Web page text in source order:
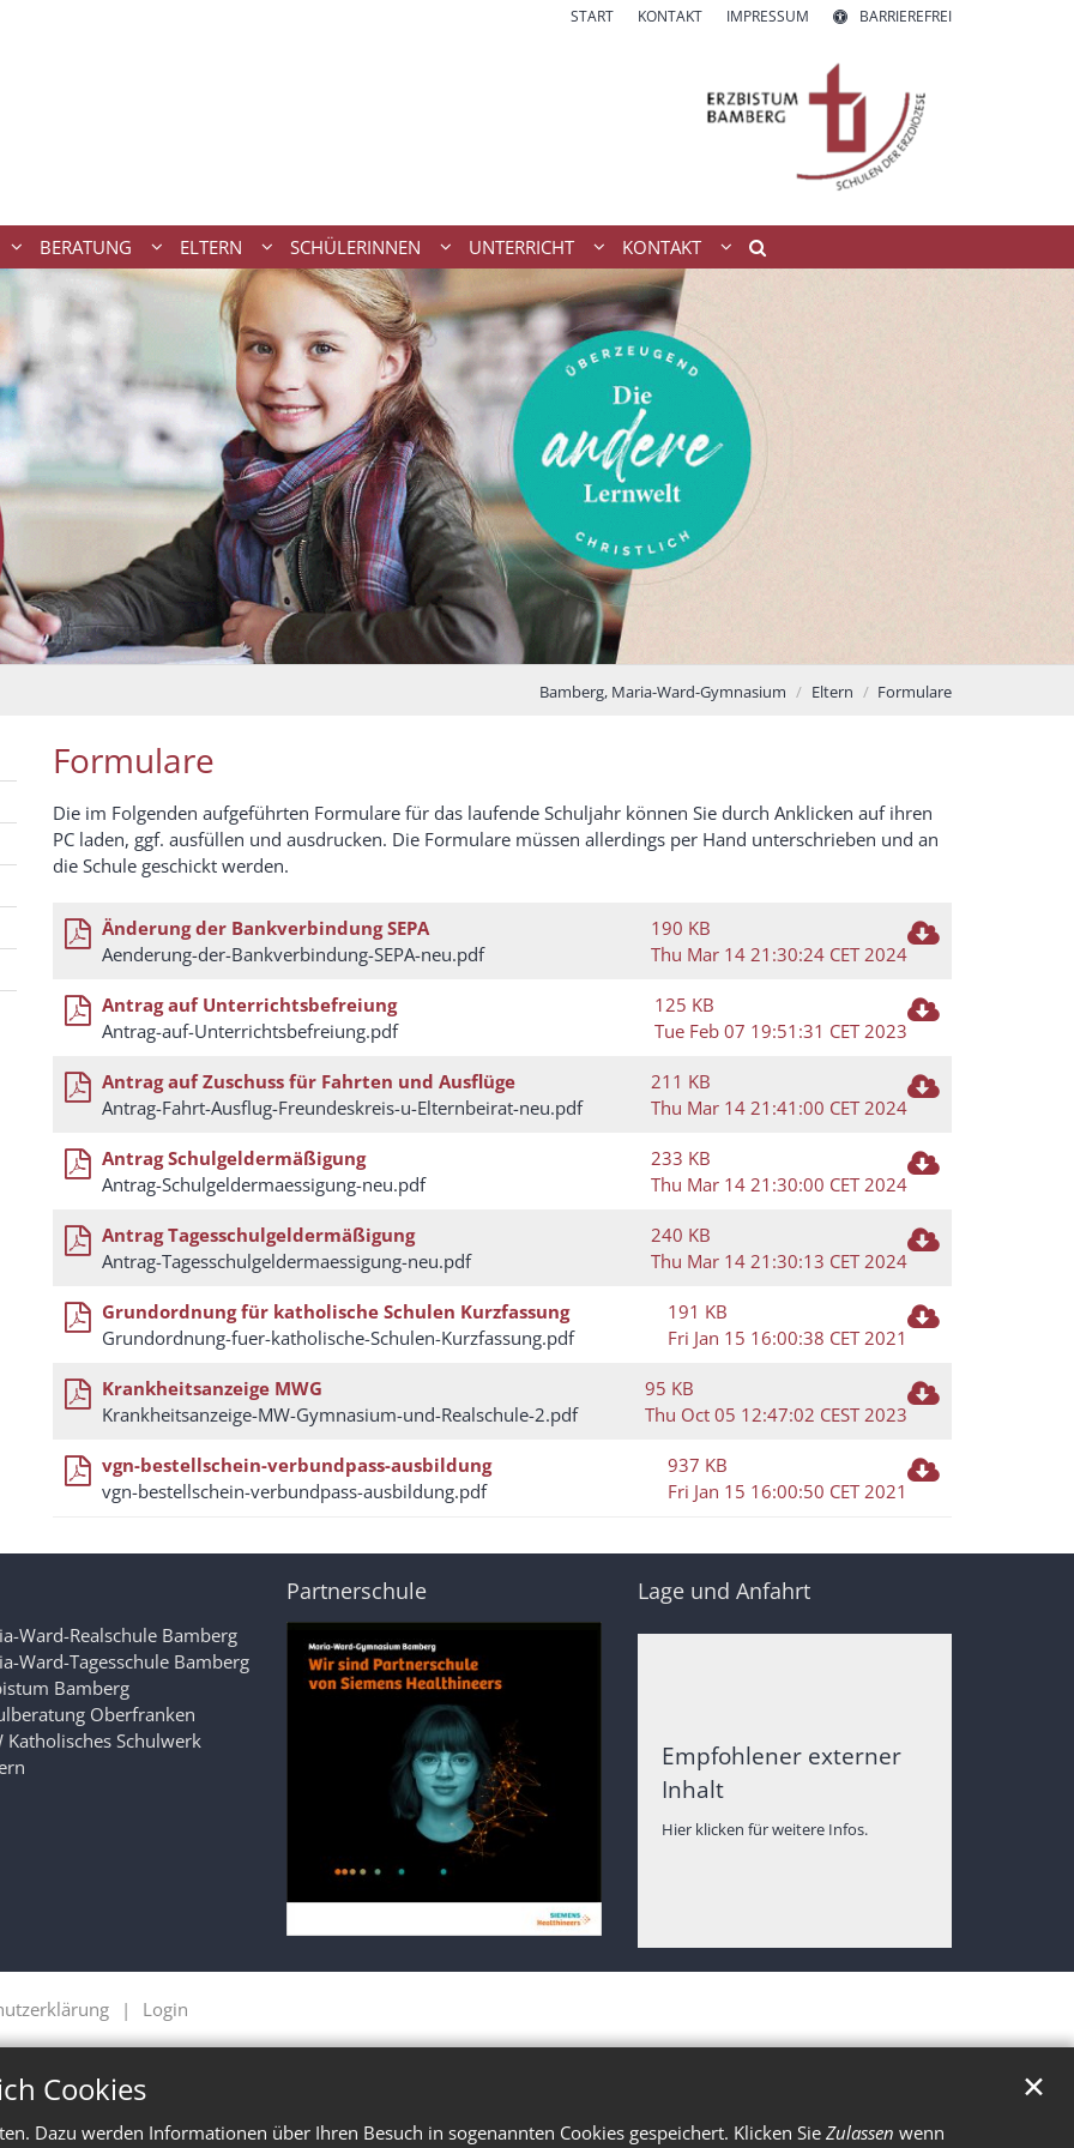
Cookies
Dazu werden Informationen über Ihren Besuch in sogenannten Cookies gespeichert. Klicken Sie Zulassen wenn
✕
START KONTAKT IMPRESSUM BARRIEREFREI
BERATUNG ELTERN SCHÜLERINNEN UNTERRICHT KONTAKT
Bamberg, Maria-Ward-Gymnasium Eltern Formulare
Formulare
Die im Folgenden aufgeführten Formulare für das laufende Schuljahr können Sie durch Anklicken auf ihren
PC laden, ggf. ausfüllen und ausdrucken. Die Formulare müssen allerdings per Hand unterschrieben und an
die Schule geschickt werden.
Änderung der Bankverbindung SEPA
Aenderung-der-Bankverbindung-SEPA-neu.pdf
190 KB
Thu Mar 14 21:30:24 CET 2024
Antrag auf Unterrichtsbefreiung
Antrag-auf-Unterrichtsbefreiung.pdf
125 KB
Tue Feb 07 19:51:31 CET 2023
Antrag auf Zuschuss für Fahrten und Ausflüge
Antrag-Fahrt-Ausflug-Freundeskreis-u-Elternbeirat-neu.pdf
211 KB
Thu Mar 14 21:41:00 CET 2024
Antrag Schulgeldermäßigung
Antrag-Schulgeldermaessigung-neu.pdf
233 KB
Thu Mar 14 21:30:00 CET 2024
Antrag Tagesschulgeldermäßigung
Antrag-Tagesschulgeldermaessigung-neu.pdf
240 KB
Thu Mar 14 21:30:13 CET 2024
Grundordnung für katholische Schulen Kurzfassung
Grundordnung-fuer-katholische-Schulen-Kurzfassung.pdf
191 KB
Fri Jan 15 16:00:38 CET 2021
Krankheitsanzeige MWG
Krankheitsanzeige-MW-Gymnasium-und-Realschule-2.pdf
95 KB
Thu Oct 05 12:47:02 CEST 2023
vgn-bestellschein-verbundpass-ausbildung
vgn-bestellschein-verbundpass-ausbildung.pdf
937 KB
Fri Jan 15 16:00:50 CET 2021
Ward-Realschule Bamberg
Ward-Tagesschule Bamberg
Bamberg
Oberfranken
Katholisches Schulwerk
Partnerschule Lage und Anfahrt
Empfohlener externer
Inhalt
Hier klicken für weitere Infos.
Login